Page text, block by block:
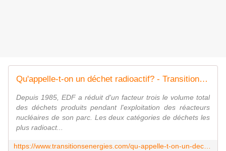
Qu'appelle-t-on un déchet radioactif? - Transitions & Energies
Depuis 1985, EDF a réduit d'un facteur trois le volume total
des déchets produits pendant l'exploitation des réacteurs
nucléaires de son parc. Les deux catégories de déchets les
plus radioact...